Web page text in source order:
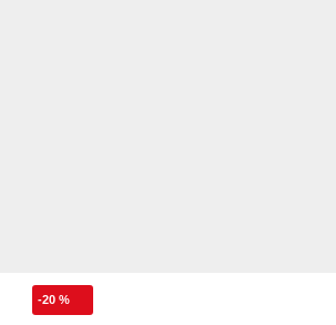
-20 %